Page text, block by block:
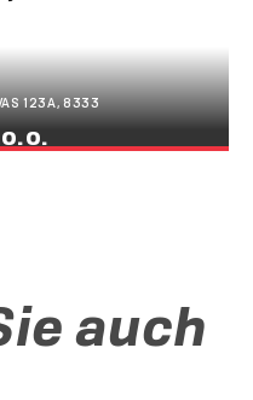
123A, 8333
auch